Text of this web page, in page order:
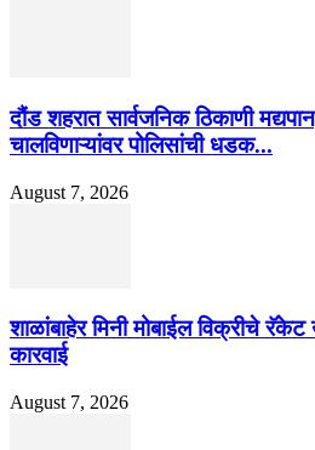
दौंड शहरात सार्वजनिक ठिकाणी
चालविणाऱ्यांवर पोलिसांची धडक...
August 7, 2026
शाळांबाहेर मिनी मोबाईल विक्रीचे
कारवाई
August 7, 2026